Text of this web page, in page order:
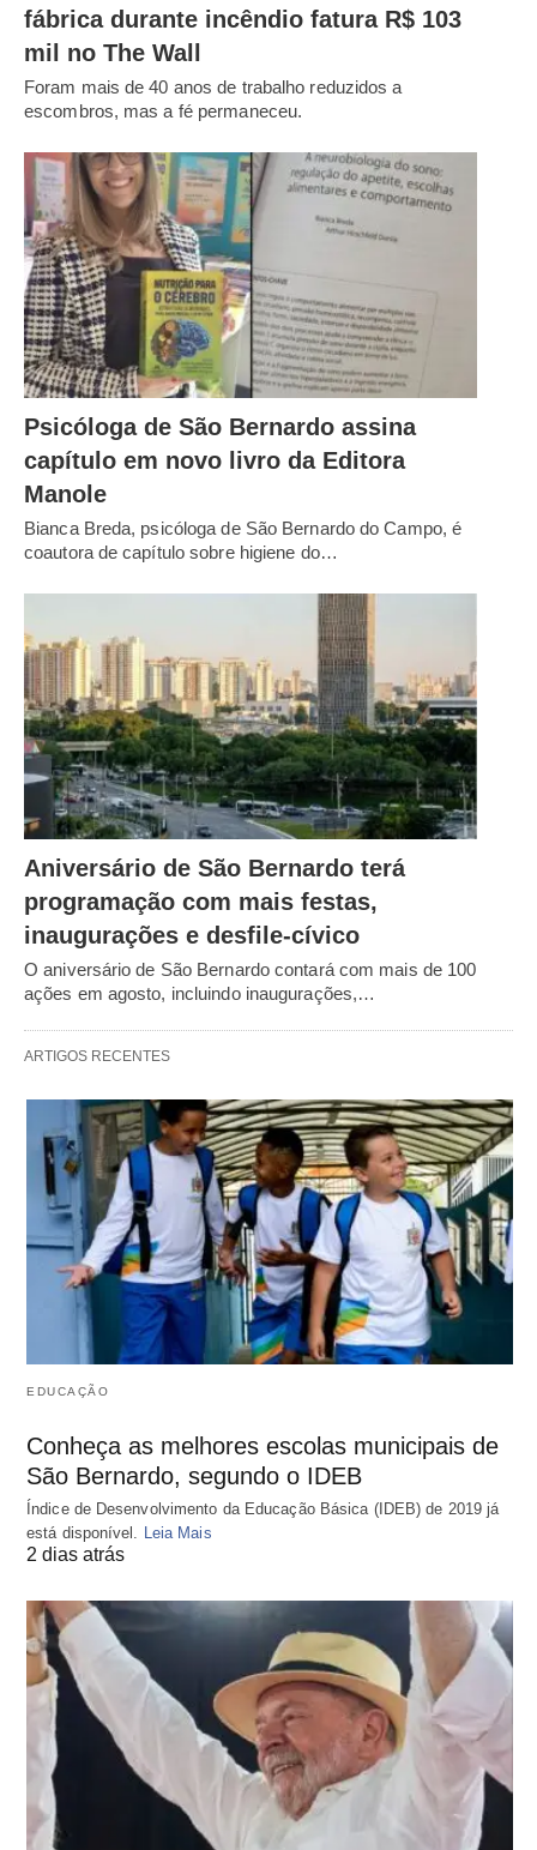
fábrica durante incêndio fatura R$ 103
mil no The Wall
Foram mais de 40 anos de trabalho reduzidos a
escombros, mas a fé permaneceu.
Psicóloga de São Bernardo assina
capítulo em novo livro da Editora
Manole
Bianca Breda, psicóloga de São Bernardo do Campo, é
coautora de capítulo sobre higiene do…
Aniversário de São Bernardo terá
programação com mais festas,
inaugurações e desfile-cívico
O aniversário de São Bernardo contará com mais de 100
ações em agosto, incluindo inaugurações,…
ARTIGOS RECENTES
EDUCAÇÃO
Conheça as melhores escolas municipais de
São Bernardo, segundo o IDEB
Índice de Desenvolvimento da Educação Básica (IDEB) de 2019 já
está disponível.
Leia Mais
2 dias atrás